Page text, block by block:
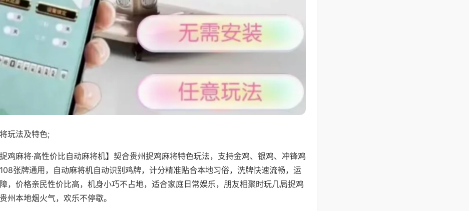
玩法及特色;
捉鸡麻将·高性价比自动麻将机】契合贵州捉鸡麻将特色玩法，支持金鸡、银鸡、冲锋鸡
张牌通用，自动麻将机自动识别鸡牌，计分精准贴合本地习俗，洗牌快速流畅，运
，价格亲民性价比高，机身小巧不占地，适合家庭日常娱乐，朋友相聚时玩几局捉鸡
州本地烟火气，欢乐不停歇。